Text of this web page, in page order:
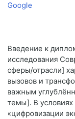
Google
Введение к
исследования
сферы/отрасли]
вызовов и
важным
темы]. В условиях
«цифровизации